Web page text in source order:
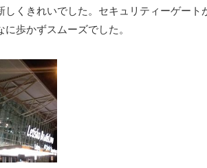
しくきれいでした。セキュリティーゲート
に歩かずスムーズでした。